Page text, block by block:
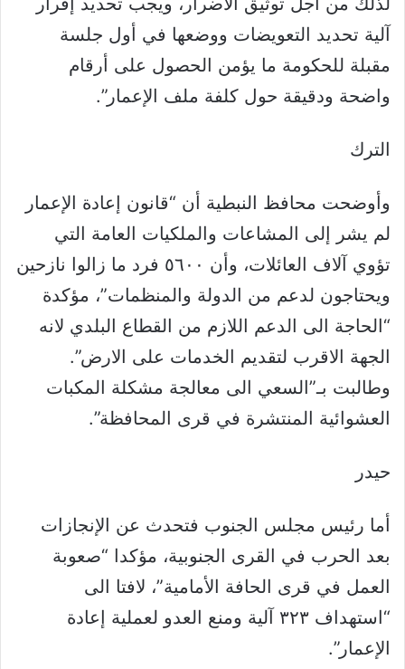
آلية تحديد التعويضات ووضعها في أول جلسة
مقبلة للحكومة ما يؤمن الحصول على أرقام
واضحة ودقيقة حول كلفة ملف الإعمار”.
الترك
وأوضحت محافظ النبطية أن “قانون إعادة الإعمار
لم يشر إلى المشاعات والملكيات العامة التي
تؤوي آلاف العائلات، وأن ٥٦٠٠ فرد ما زالوا نازحين
ويحتاجون لدعم من الدولة والمنظمات”، مؤكدة
“الحاجة الى الدعم اللازم من القطاع البلدي لانه
الجهة الاقرب لتقديم الخدمات على الارض”.
وطالبت بـ”السعي الى معالجة مشكلة المكبات
العشوائية المنتشرة في قرى المحافظة”.
حيدر
أما رئيس مجلس الجنوب فتحدث عن الإنجازات
بعد الحرب في القرى الجنوبية، مؤكدا “صعوبة
العمل في قرى الحافة الأمامية”، لافتا الى
“استهداف ٣٢٣ آلية ومنع العدو لعملية إعادة
الإعمار”.